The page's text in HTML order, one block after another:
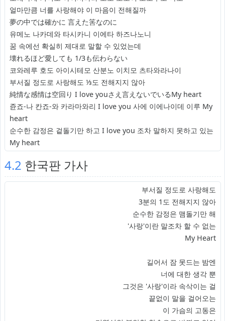
얼마만큼 너를 사랑해야 이 마음이 전해질까
夢の中では確かに 言えた筈なのに
유메노 나카데와 타시카니 이에타 하즈나노니
꿈 속에선 확실히 제대로 말할 수 있었는데
壊れるほど愛しても 1/3も伝わらない
코와레루 호도 아이시테모 산분노 이치모 츠타와라나이
부서질 정도로 사랑해도 ⅓도 전해지지 않아
純情な感情は空回り I love youさえ言えないでいるMy heart
쥰죠-나 칸죠-와 카라마와리 I love you 사에 이에나이데 이루 My
heart
순수한 감정은 겉돌기만 하고 I love you 조차 말하지 못하고 있는
My heart
4.2 한국판 가사
부서질 정도로 사랑해도
3분의 1도 전해지지 않아
순수한 감정은 맴돌기만 해
'사랑'이란 말조차 할 수 없는
My Heart
길어서 잠 못드는 밤엔
너에 대한 생각 뿐
그것은 '사랑'이라 속삭이는 걸
끝없이 말을 걸어오는
이 가슴의 고동은